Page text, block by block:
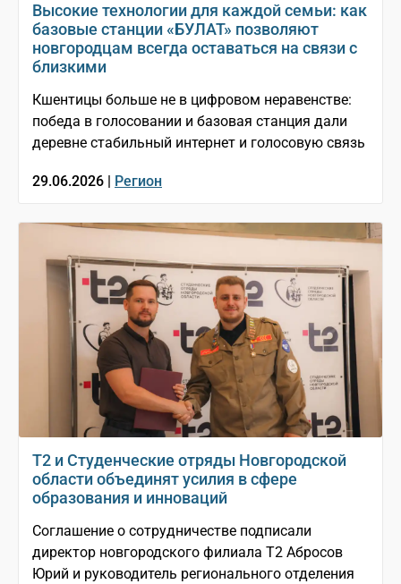
Высокие технологии для каждой семьи: как
базовые станции «БУЛАТ» позволяют
новгородцам всегда оставаться на связи с
близкими
Кшентицы больше не в цифровом неравенстве:
победа в голосовании и базовая станция дали
деревне стабильный интернет и голосовую связь
29.06.2026 | Регион
T2 и Студенческие отряды Новгородской
области объединят усилия в сфере
образования и инноваций
Соглашение о сотрудничестве подписали
директор новгородского филиала Т2 Абросов
Юрий и руководитель регионального отделения